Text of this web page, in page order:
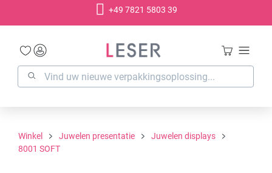
+49 7821 5803 39
Winkel Juwelen presentatie
Juwelen displays
8001 SOFT